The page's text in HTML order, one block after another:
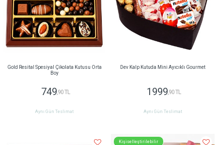
Gold Resital Spesiyal Çikolata Kutusu Orta
Boy
749,90 TL
Aynı Gün Teslimat
Dev Kalp Kutuda Mini Ayıcıklı Gourmet
1999,90 TL
Aynı Gün Teslimat
Kişiselleştirilebilir